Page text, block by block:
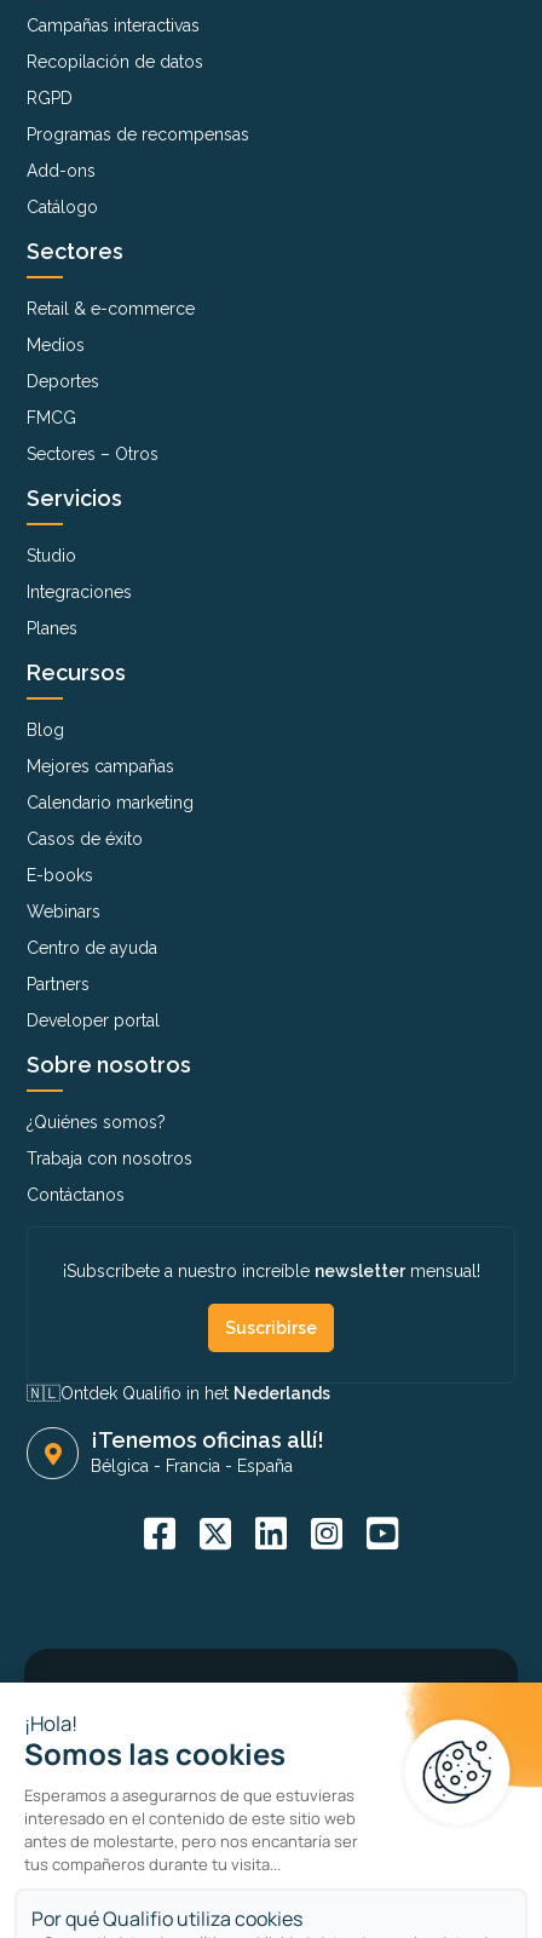
Campañas interactivas
Recopilación de datos
RGPD
Programas de recompensas
Add-ons
Catálogo
Sectores
Retail & e-commerce
Medios
Deportes
FMCG
Sectores – Otros
Servicios
Studio
Integraciones
Planes
Recursos
Blog
Mejores campañas
Calendario marketing
Casos de éxito
E-books
Webinars
Centro de ayuda
Partners
Developer portal
Sobre nosotros
¿Quiénes somos?
Trabaja con nosotros
Contáctanos
¡Subscríbete a nuestro increíble newslettermensual!
Suscribirse
🇳🇱​Ontdek Qualifio in het Nederlands
¡Tenemos oficinas allí!
Bélgica - Francia - España
Bug bounty program